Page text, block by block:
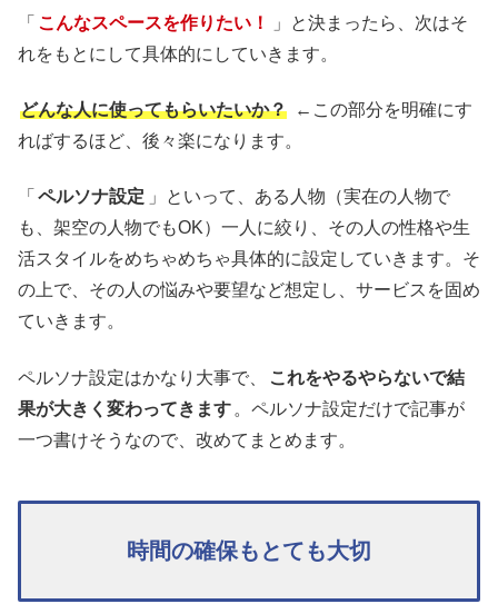
「 こんなスペースを作りたい！
」と決まったら、次はそ
れをもとにして具体的にしていきます。
どんな人に使ってもらいたいか？ ←この部分を明確にす
ればするほど、後々楽になります。
「 ペルソナ設定 」といって、ある人物（実在の人物で
も、架空の人物でもOK）一人に絞り、その人の性格や生
活スタイルをめちゃめちゃ具体的に設定していきます。そ
の上で、その人の悩みや要望など想定し、サービスを固め
ていきます。
ペルソナ設定はかなり大事で、
これをやるやらないで結
果が大きく変わってきます 。ペルソナ設定だけで記事が
一つ書けそうなので、改めてまとめます。
時間の確保もとても大切